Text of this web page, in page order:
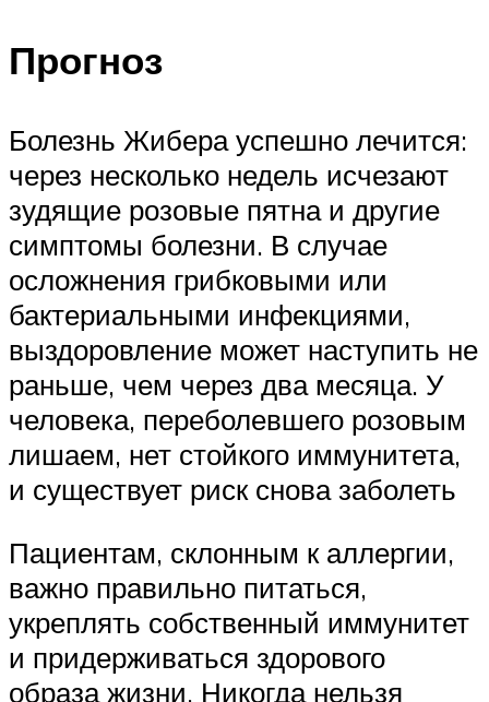
Прогноз
Болезнь Жибера успешно лечится:
через несколько недель исчезают
зудящие розовые пятна и другие
симптомы болезни. В случае
осложнения грибковыми или
бактериальными инфекциями,
выздоровление может наступить не
раньше, чем через два месяца. У
человека, переболевшего розовым
лишаем, нет стойкого иммунитета,
и существует риск снова заболеть
Пациентам, склонным к аллергии,
важно правильно питаться,
укреплять собственный иммунитет
и придерживаться здорового
образа жизни. Никогда нельзя